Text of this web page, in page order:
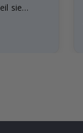
sie…